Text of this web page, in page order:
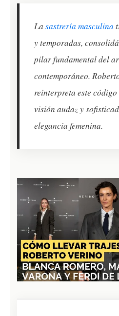
La sastrería masculina
y temporadas,
pilar fundamental del
contemporáneo.
reinterpreta este
visión audaz y
elegancia femenina.